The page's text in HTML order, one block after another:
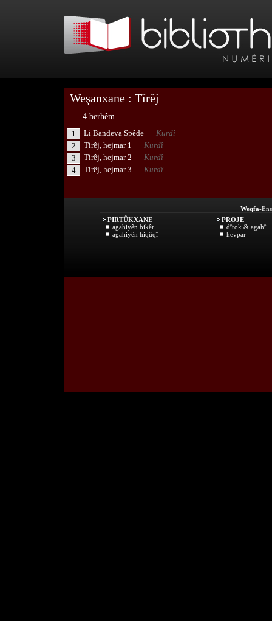
Weşanxane : Tîrêj
4 berhêm
1
Li Bandeva Spêde
Kurdî
2
Tirêj, hejmar 1
Kurdî
3
Tirêj, hejmar 2
Kurdî
4
Tirêj, hejmar 3 Kurdî
Weqfa-
PIRTÛKXANE
agahiyên bikêr
agahiyên hiqûqî
PROJE
dîrok & agahî
hevpar